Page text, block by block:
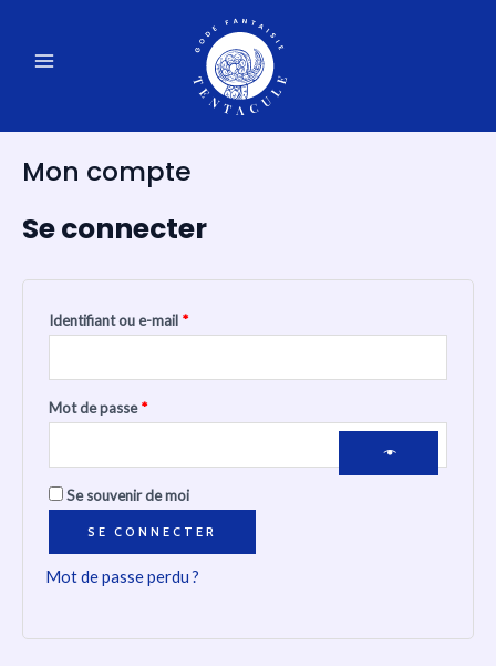
contenu
MAIN
Mon compte
Se connecter
Identifiant ou e-mail *
Mot de passe*
Se souvenir de moi
SE CONNECTER
Mot de passe perdu ?